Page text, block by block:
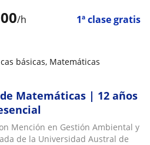
/h 1ª clase gratis
básicas, Matemáticas
Matemáticas | 12 años
Mención en Gestión Ambiental y
de la Universidad Austral de